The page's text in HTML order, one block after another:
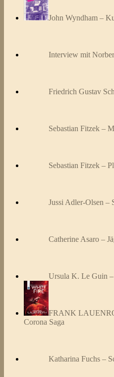
John Wyndham –
Interview mit
Friedrich Gustav
Sebastian Fitzek –
Sebastian Fitzek –
Jussi Adler-Olsen
Catherine Asaro –
Ursula K. Le Guin
FRANK
Corona Saga
Katharina Fuchs –